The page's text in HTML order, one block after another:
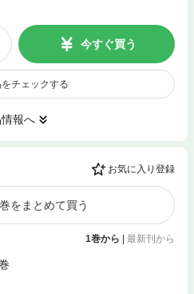
今すぐ買う
チェックする
報へ
お気に入り登録
をまとめて買う
1巻から | 最新刊から